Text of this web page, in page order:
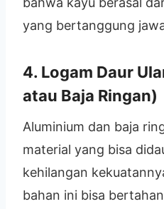
yang bertanggung
4. Logam Daur
atau Baja Ringan)
Aluminium dan baja
material yang bisa
kehilangan
bahan ini bisa